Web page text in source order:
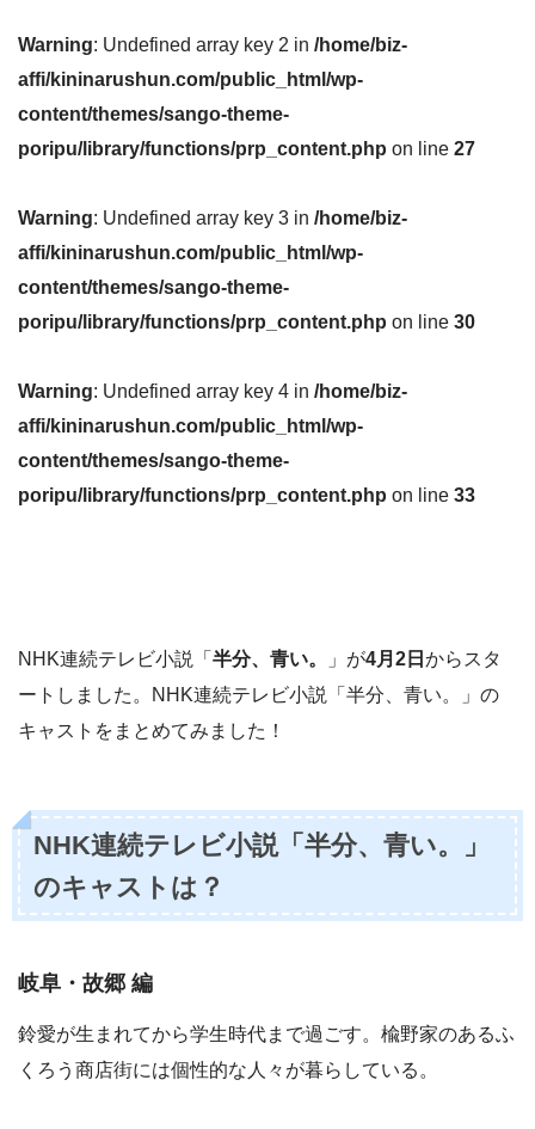
Warning: Undefined array key 2 in /home/biz-
affi/kininarushun.com/public_html/wp-
content/themes/sango-theme-
poripu/library/functions/prp_content.php on line 27
Warning: Undefined array key 3 in /home/biz-
affi/kininarushun.com/public_html/wp-
content/themes/sango-theme-
poripu/library/functions/prp_content.php on line 30
Warning: Undefined array key 4 in /home/biz-
affi/kininarushun.com/public_html/wp-
content/themes/sango-theme-
poripu/library/functions/prp_content.php on line 33
NHK連続テレビ小説「 半分、青い。 」が4月2日 からスタ
ートしました。NHK連続テレビ小説「半分、青い。」の
キャストをまとめてみました！
NHK連続テレビ小説「半分、青い。」
のキャストは？
岐阜・故郷 編
鈴愛が生まれてから学生時代まで過ごす。楡野家のあるふ
くろう商店街には個性的な人々が暮らしている。